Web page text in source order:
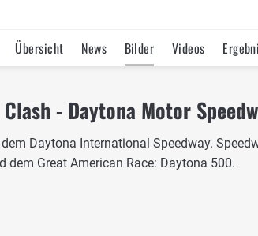
Übersicht News Bilder Videos
- Daytona Motor
Daytona International Speedway.
dem Great American Race: Daytona 500.